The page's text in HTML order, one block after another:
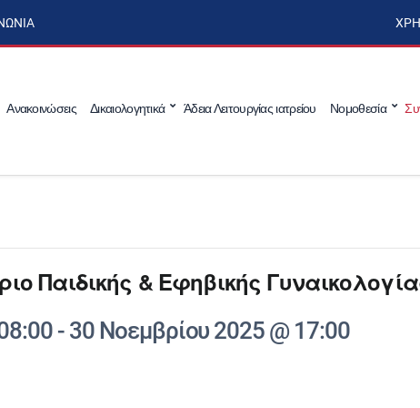
Ανακοινώσεις Δικαιολογητικά Άδεια Λειτουργίας ιατρείου Νομοθεσία
Παιδικής & Εφηβικής
- 30 Νοεμβρίου 2025 @ 17:00